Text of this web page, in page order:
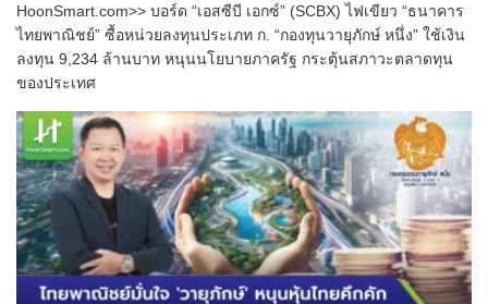
HoonSmart.com>> บอร์ด “เอสซีบี เอกซ์” (SCBX) ไฟเขียว “ธนาคาร
ไทยพาณิชย์” ซื้อหน่วยลงทุนประเภท ก. “กองทุนวายุภักษ์ หนึ่ง” ใช้เงิน
ลงทุน 9,234 ล้านบาท หนุนนโยบายภาครัฐ กระตุ้นสภาวะตลาดทุน
ของประเทศ